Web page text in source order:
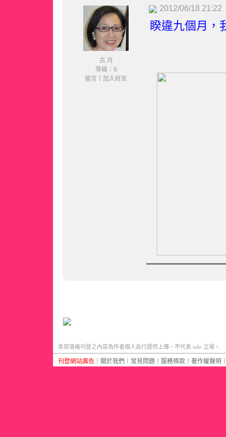
古 月
等級：8
留言
加入好友
2012/06/18 21:22
睽違九個月，
本部落格刊登之內容為作者個人自行提供上傳，不代表 udn 立場。
刊登網站廣告 關於我們 常見問題 服務條款 著作權聲明